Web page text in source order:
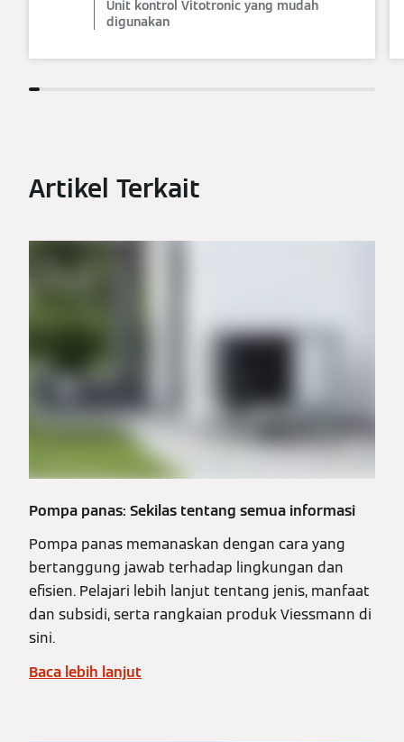
Unit kontrol Vitotronic yang mudah
digunakan
Artikel Terkait
Pompa panas: Sekilas tentang semua informasi
Pompa panas memanaskan dengan cara yang
bertanggung jawab terhadap lingkungan dan
efisien. Pelajari lebih lanjut tentang jenis, manfaat
dan subsidi, serta rangkaian produk Viessmann di
sini.
Baca lebih lanjut